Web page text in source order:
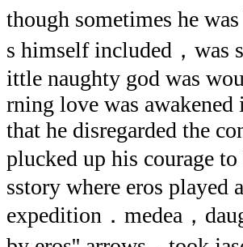
though sometimes he
s himself included，was
ittle naughty god was
rning love was
that he disregarded the
plucked up his courage
sstory where eros played
expedition．medea，